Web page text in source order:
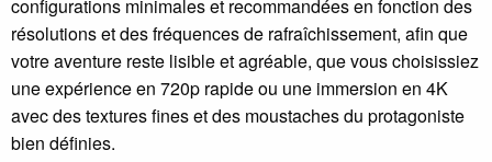
configurations minimales et recommandées en fonction des
résolutions et des fréquences de rafraîchissement, afin que
votre aventure reste lisible et agréable, que vous choisissiez
une expérience en 720p rapide ou une immersion en 4K
avec des textures fines et des moustaches du protagoniste
bien définies.